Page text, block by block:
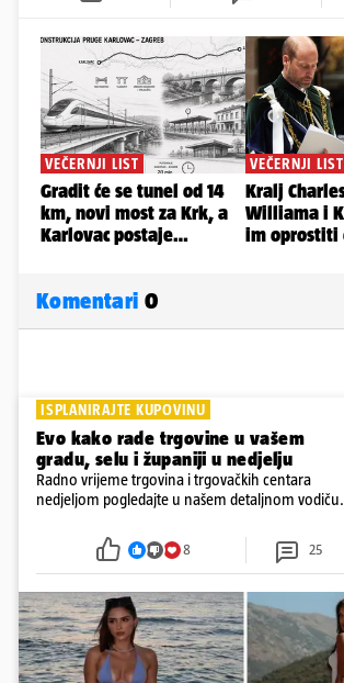
Komentari 0
ISPLANIRAJTE KUPOVINU
Evo kako rade trgovine u vašem
gradu, selu i županiji u nedjelju
Radno vrijeme trgovina i trgovačkih centara
nedjeljom pogledajte u našem detaljnom vodiču.
i šoping centri sami biraju koje će to nedjelje biti
8 25